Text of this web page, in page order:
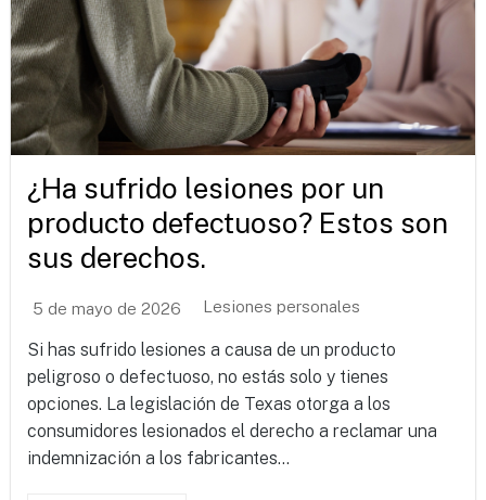
¿Ha sufrido lesiones por un
producto defectuoso? Estos son
sus derechos.
5 de mayo de 2026 Lesiones personales
Si has sufrido lesiones a causa de un producto
peligroso o defectuoso, no estás solo y tienes
opciones. La legislación de Texas otorga a los
consumidores lesionados el derecho a reclamar una
indemnización a los fabricantes...